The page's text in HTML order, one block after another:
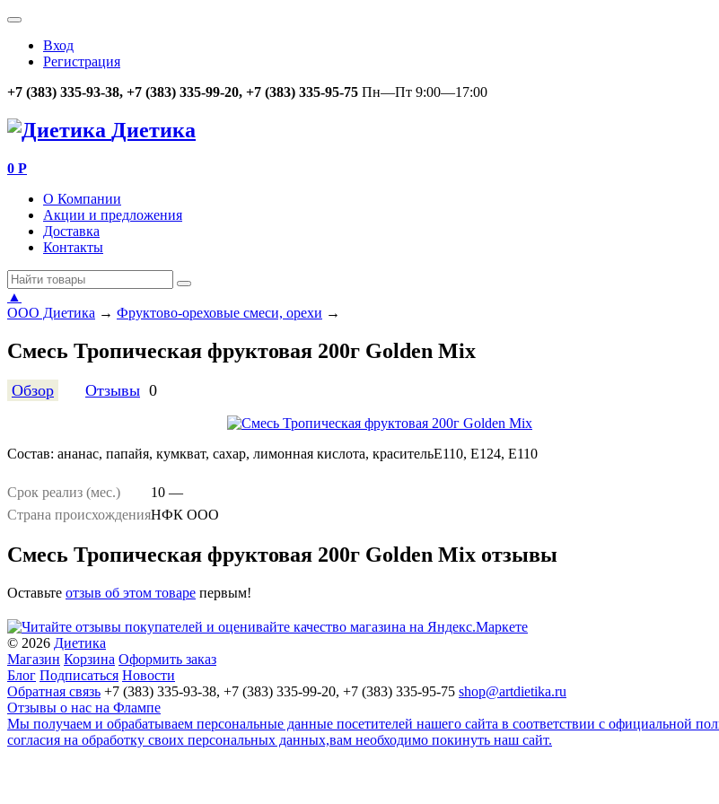
Вход
Регистрация
+7 (383) 335-93-38, +7 (383) 335-99-20, +7 (383) 335-95-75 Пн—Пт 9:00—17:00
Диетика
0 Р
О Компании
Акции и предложения
Доставка
Контакты
▲
ООО Диетика → Фруктово-ореховые смеси, орехи →
Смесь Тропическая фруктовая 200г Golden Mix
Обзор Отзывы 0
Состав: ананас, папайя, кумкват, сахар, лимонная кислота, красительЕ110, Е124, Е110
Срок реализ (мес.)
10 —
Страна происхожденияНФК ООО
Смесь Тропическая фруктовая 200г Golden Mix отзывы
Оставьте отзыв об этом товаре первым!
© 2026 Диетика
Магазин Корзина Оформить заказ
Блог Подписаться Новости
Обратная связь +7 (383) 335-93-38, +7 (383) 335-99-20, +7 (383) 335-95-75 shop@artdietika.ru
Отзывы о нас на Флампе
Мы получаем и обрабатываем персональные данные посетителей нашего сайта в соответствии с официальной
согласия на обработку своих персональных данных,вам необходимо покинуть наш сайт.